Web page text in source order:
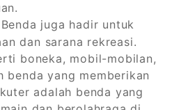
Benda juga hadir untuk
dan sarana rekreasi.
boneka, mobil-mobilan,
benda yang memberikan
adalah benda yang